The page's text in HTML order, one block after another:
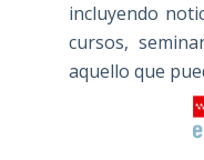
incluyendo
cursos,
aquello que